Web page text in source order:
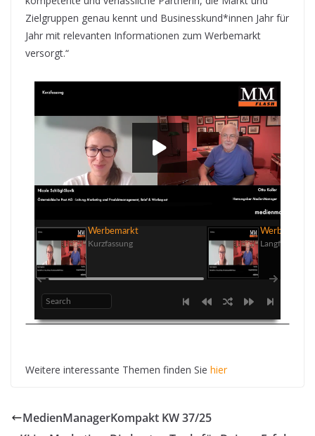
Zielgruppen genau kennt und Businesskund*innen Jahr für
Jahr mit relevanten Informationen zum Werbemarkt
versorgt.“
00:00
Werbemarkt
Werbemarkt
Kurzfassung
Werbemarkt
Langfassung
Weitere interessante Themen finden Sie hier
MedienManagerKompakt KW 37/25